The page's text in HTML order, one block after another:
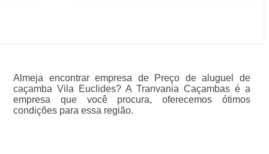
Almeja encontrar empresa de Preço de aluguel de
caçamba Vila Euclides? A Tranvania Caçambas é a
empresa que você procura, oferecemos ótimos
condições para essa região.